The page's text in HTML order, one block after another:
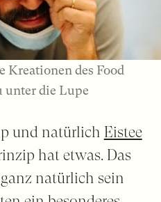
Kreationen des Food
unter die Lupe
und natürlich Eistee
hat etwas. Das
natürlich sein